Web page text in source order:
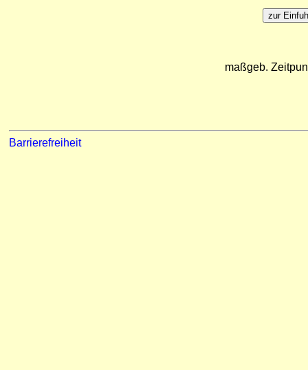
maßgeb.
Barrierefreiheit